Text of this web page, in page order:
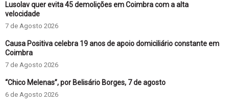
Lusolav quer evita 45 demolições em Coimbra com a alta
velocidade
7 de Agosto 2026
Causa Positiva celebra 19 anos de apoio domiciliário constante em
Coimbra
7 de Agosto 2026
“Chico Melenas”, por Belisário Borges, 7 de agosto
6 de Agosto 2026